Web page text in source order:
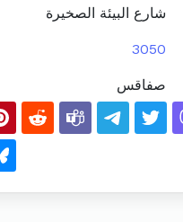
شارع البيئة الصخيرة
3050
صفاقس